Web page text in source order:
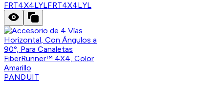
FRT4X4LYLFRT4X4LYL
PANDUIT